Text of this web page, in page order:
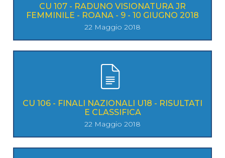
CU 107 - RADUNO VISIONATURA JR
FEMMINILE - ROANA - 9 - 10 GIUGNO 2018
22 Maggio 2018
CU 106 - FINALI NAZIONALI U18 - RISULTATI
E CLASSIFICA
22 Maggio 2018